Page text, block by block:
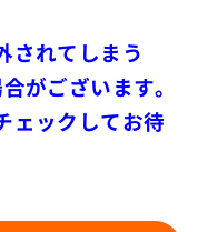
されてしまう
がございます。
ェックしてお待